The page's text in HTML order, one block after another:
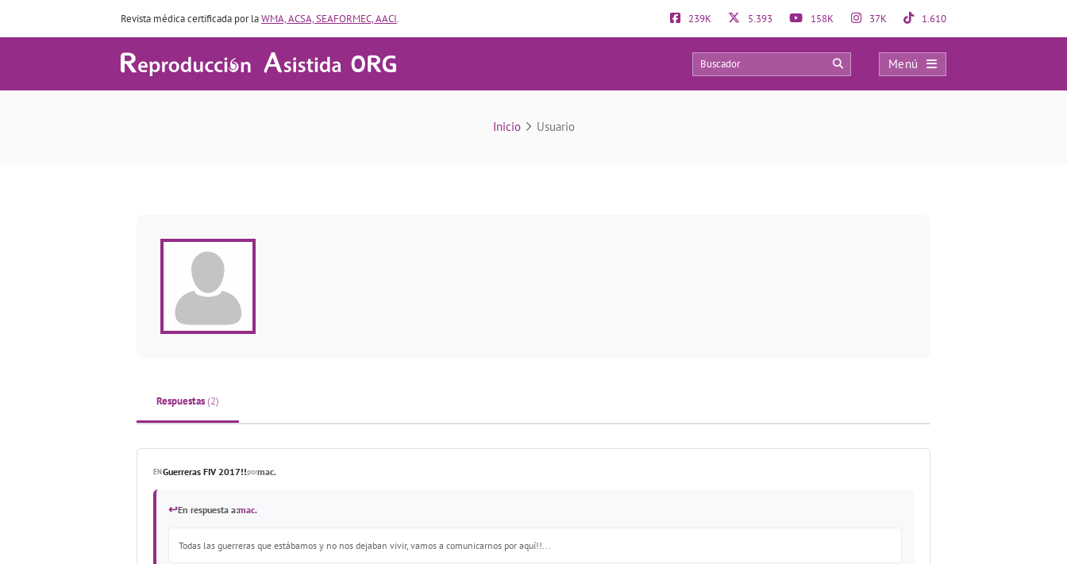
Revista médica certificada por laWMA, ACSA, SEAFORMEC, AACI. 239K 5.393 158K 37K 1.610
Menú
Usuario
13 0
Inicio Usuario
Respuestas(2)
ENGuerreras FIV 2017!!pormac.
↩En respuesta a:mac.
Todas las guerreras que estábamos y no nos dejaban vivir, vamos a comunicarnos por aquí!!...